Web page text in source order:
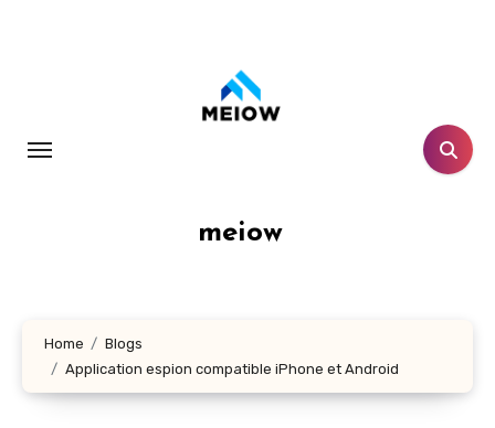
meiow
Home
Blogs
Application espion compatible iPhone et Android